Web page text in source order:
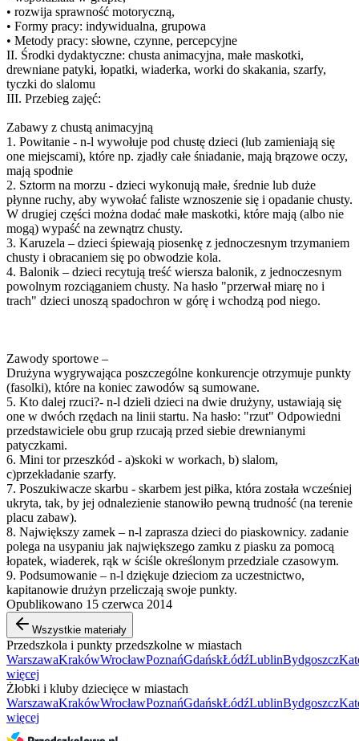
• rozwija sprawność motoryczną,
• Formy pracy: indywidualna, grupowa
• Metody pracy: słowne, czynne, percepcyjne
II. Środki dydaktyczne: chusta animacyjna, małe maskotki,
drewniane patyki, łopatki, wiaderka, worki do skakania, szarfy,
tyczki do slalomu
III. Przebieg zajęć:
Zabawy z chustą animacyjną
1. Powitanie - n-l wywołuje pod chustę dzieci (lub zamieniają się
one miejscami), które np. zjadły całe śniadanie, mają brązowe oczy,
mają spodnie
2. Sztorm na morzu - dzieci wykonują małe, średnie lub duże
płynne ruchy, aby wywołać faliste wznoszenie się i opadanie chusty.
W drugiej części można dodać małe maskotki, które mają (albo nie
mogą) wypaść na zewnątrz chusty.
3. Karuzela – dzieci śpiewają piosenkę z jednoczesnym trzymaniem
chusty i obracaniem się po obwodzie kola.
4. Balonik – dzieci recytują treść wiersza balonik, z jednoczesnym
powolnym rozciąganiem chusty. Na hasło "przerwał miarę no i
trach" dzieci unoszą spadochron w górę i wchodzą pod niego.
Zawody sportowe –
Drużyna wygrywająca poszczególne konkurencje otrzymuje punkty
(fasolki), które na koniec zawodów są sumowane.
5. Kto dalej rzuci?- n-l dzieli dzieci na dwie drużyny, ustawiają się
one w dwóch rzędach na linii startu. Na hasło: "rzut" Odpowiedni
przedstawiciele obu grup rzucają przed siebie drewnianymi
patyczkami.
6. Mini tor przeszkód - a)skoki w workach, b) slalom,
c)przekładanie szarfy.
7. Poszukiwacze skarbu - skarbem jest piłka, która została wcześniej
ukryta, tak, by jej odnalezienie stanowiło pewną trudność (na terenie
placu zabaw).
8. Największy zamek – n-l zaprasza dzieci do piaskownicy. zadanie
polega na usypaniu jak największego zamku z piasku za pomocą
łopatek, wiaderek, rąk w ściśle określonym przedziale czasowym.
9. Podsumowanie – n-l dziękuje dzieciom za uczestnictwo,
kapitanowie drużyn przeliczają swoje punkty.
Opublikowano 15 czerwca 2014
Wszystkie materiały
Przedszkola i punkty przedszkolne w miastach
WarszawaKrakówWrocławPoznańGdańskŁódźLublinBydgoszcz
więcej
Żłobki i kluby dziecięce w miastach
WarszawaKrakówWrocławPoznańGdańskŁódźLublinBydgoszcz
więcej